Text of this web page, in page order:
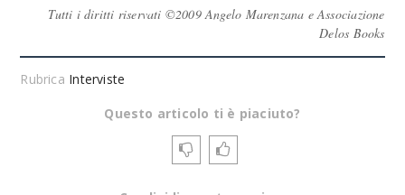
Tutti i diritti riservati ©2009 Angelo Marenzana e Associazione
Delos Books
Rubrica Interviste
Questo articolo ti è piaciuto?